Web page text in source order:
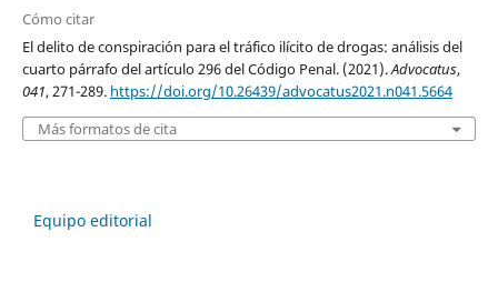
Cómo citar
El delito de conspiración para el tráfico ilícito de drogas: análisis del
cuarto párrafo del artículo 296 del Código Penal. (2021).Advocatus,
041, 271-289. https://doi.org/10.26439/advocatus2021.n041.5664
Más formatos de cita
Equipo editorial